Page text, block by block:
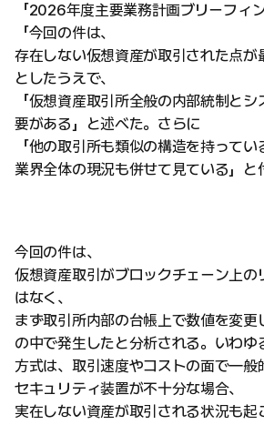
「2026年度主要業務計画ブリーフィン
「今回の件は、
存在しない仮想資産が取引された点が
としたうえで、
「仮想資産取引所全般の内部統制と
要がある」と述べた。さらに
「他の取引所も類似の構造を持ってい
業界全体の現況も併せて見ている」と
今回の件は、
仮想資産取引がブロックチェーン上の
はなく、
まず取引所内部の台帳上で数値を変更
の中で発生したと分析される。いわゆ
方式は、取引速度やコストの面で一般
セキュリティ装置が不十分な場合、
実在しない資産が取引される状況も起